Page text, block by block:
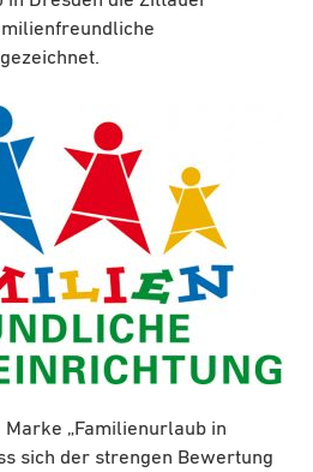
„Familienurlaub in
sich der strengen Bewertung